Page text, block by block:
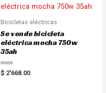
u
t
f
Bicicletas eléctricas
Se vende bicicleta
eléctrica mocha 750w
35ah
R
a
$ 2'668.00